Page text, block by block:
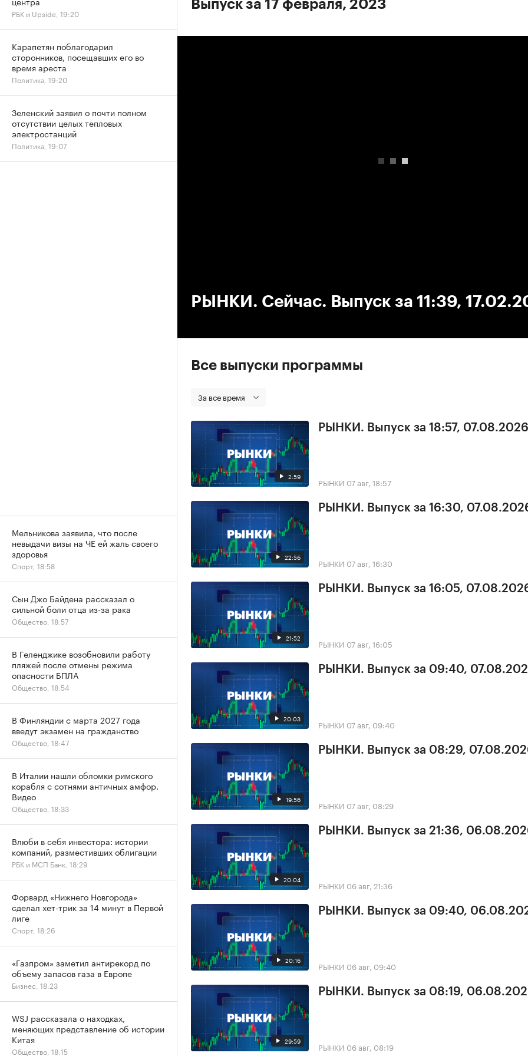
Выпуск за 17 февраля, 2023
РЫНКИ. Сейчас. Выпуск за 11:39,
Все выпуски программы
За все время
2:59
РЫНКИ. Выпуск за 18:57, 07.08.2026
РЫНКИ 07 авг, 18:57
22:56
РЫНКИ. Выпуск за 16:30,
РЫНКИ 07 авг, 16:30
21:52
РЫНКИ. Выпуск за 16:05,
РЫНКИ 07 авг, 16:05
20:03
РЫНКИ. Выпуск за 09:40,
РЫНКИ 07 авг, 09:40
19:56
РЫНКИ. Выпуск за 08:29,
РЫНКИ 07 авг, 08:29
20:04
РЫНКИ. Выпуск за 21:36,
РЫНКИ 06 авг, 21:36
20:16
РЫНКИ. Выпуск за 09:40,
РЫНКИ 06 авг, 09:40
29:59
РЫНКИ. Выпуск за 08:19,
РЫНКИ 06 авг, 08:19
РБК и Upside, 19:20
Карапетян поблагодарил
сторонников, посещавших его во
время ареста
Политика, 19:20
Зеленский заявил о почти полном
отсутствии целых тепловых
электростанций
Политика, 19:07
Мельникова заявила, что после
невыдачи визы на ЧЕ ей жаль своего
здоровья
Спорт, 18:58
Сын Джо Байдена рассказал о
сильной боли отца из-за рака
Общество, 18:57
В Геленджике возобновили работу
пляжей после отмены режима
опасности БПЛА
Общество, 18:54
В Финляндии с марта 2027 года
введут экзамен на гражданство
Общество, 18:47
В Италии нашли обломки римского
корабля с сотнями античных амфор.
Видео
Общество, 18:33
Влюби в себя инвестора: истории
компаний, разместивших облигации
РБК и МСП Банк, 18:29
Форвард «Нижнего Новгорода»
сделал хет-трик за 14 минут в Первой
лиге
Спорт, 18:26
«Газпром» заметил антирекорд по
объему запасов газа в Европе
Бизнес, 18:23
WSJ рассказала о находках,
меняющих представление об истории
Китая
Общество, 18:15